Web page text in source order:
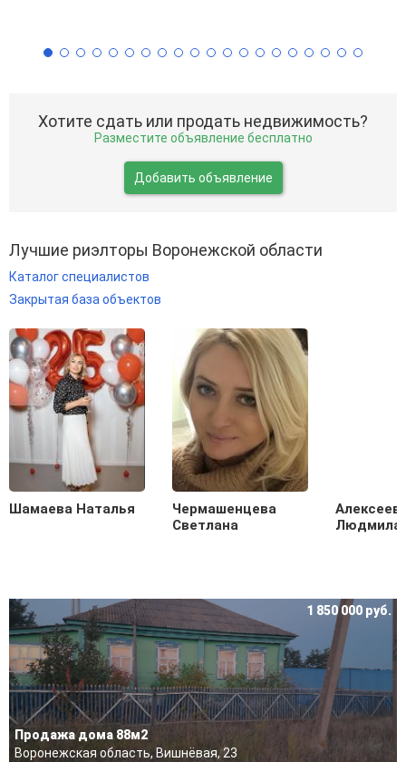
Хотите сдать или продать недвижимость?
Разместите объявление бесплатно
Добавить объявление
Лучшие риэлторы Воронежской области
Каталог специалистов
Закрытая база объектов
Шамаева Наталья
Чермашенцева
Светлана
Людмила
1 850 000 руб.
Продажа дома 88м2
Воронежская область, Вишнёвая, 23